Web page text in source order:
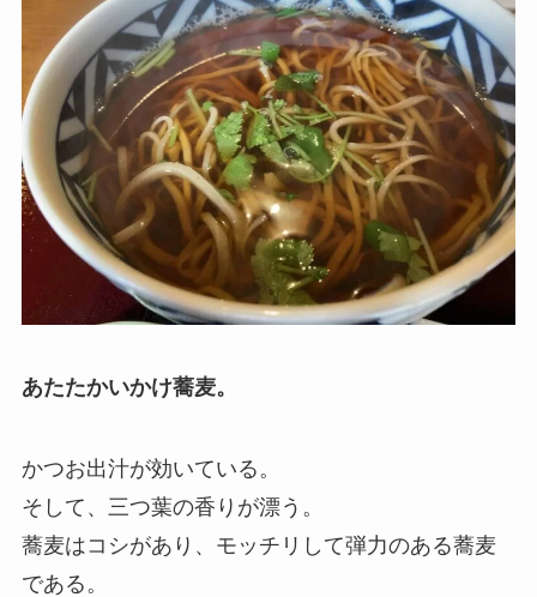
あたたかいかけ蕎麦。
かつお出汁が効いている。
そして、三つ葉の香りが漂う。
蕎麦はコシがあり、モッチリして弾力のある蕎麦
である。